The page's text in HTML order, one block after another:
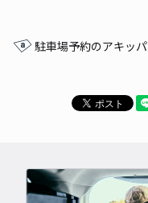
駐車場予約のアキッパ